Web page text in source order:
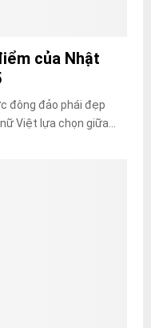
của Nhật
đông đảo phái đẹp
Việt lựa chọn giữa...